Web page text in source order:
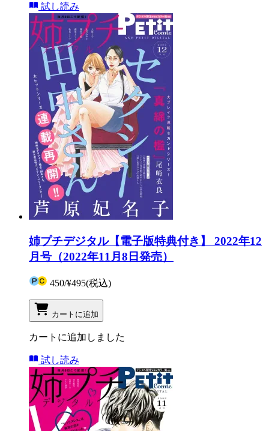
試し読み
姉プチデジタル【電子版特典付き】 2022年12
月号（2022年11月8日発売）
450/¥495(税込)
カートに追加
カートに追加しました
試し読み